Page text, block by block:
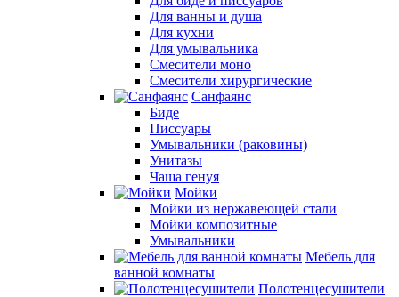
Для ванны и душа
Для кухни
Для умывальника
Смесители моно
Смесители хирургические
Санфаянс
Биде
Писсуары
Умывальники (раковины)
Унитазы
Чаша генуя
Мойки
Мойки из нержавеющей стали
Мойки композитные
Умывальники
Мебель для
ванной комнаты
Полотенцесушители